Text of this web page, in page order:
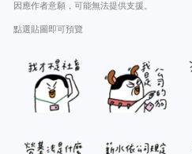
因應作者意願，可能無法提供支援。
點選貼圖即可預覽